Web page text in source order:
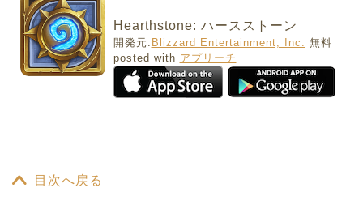
Hearthstone: ハースストーン
開発元: Blizzard Entertainment, Inc.
無料
posted with アプリーチ
目次へ戻る